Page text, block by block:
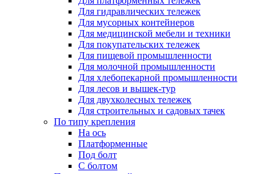
Для гидравлических тележек
Для мусорных контейнеров
Для медицинской мебели и техники
Для покупательских тележек
Для пищевой промышленности
Для молочной промышленности
Для хлебопекарной промышленности
Для лесов и вышек-тур
Для двухколесных тележек
Для строительных и садовых тачек
По типу крепления
На ось
Платформенные
Под болт
С болтом